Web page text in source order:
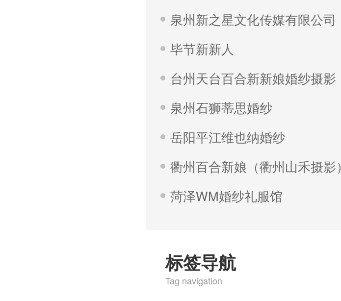
泉州新之星文化传媒有限公司
毕节新新人
台州天台百合新新娘婚纱摄影
泉州石狮蒂思婚纱
岳阳平江维也纳婚纱
衢州百合新娘（衢州山禾摄影）
菏泽WM婚纱礼服馆
标签导航
Tag navigation